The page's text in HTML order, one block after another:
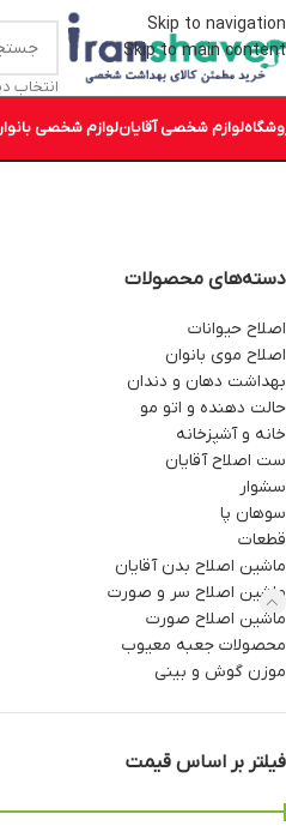
Skip to navigation
Skip to main content
انتخاب
لوازم شخصی آقایانلوازم شخصی
دسته‌های محصولات
اصلاح حیوانات
اصلاح موی بانوان
بهداشت دهان و دندان
حالت دهنده و اتو مو
خانه و آشپزخانه
ست اصلاح آقایان
سشوار
سوهان پا
قطعات
ماشین اصلاح بدن آقایان
ماشین اصلاح سر و صورت
ماشین اصلاح صورت
محصولات جعبه معیوب
موزن گوش و بینی
فیلتر بر اساس قیمت